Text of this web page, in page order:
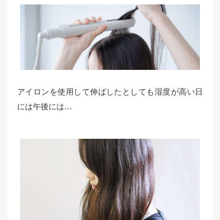
アイロンを使用して伸ばしたとしても湿度が高い日
には午後には…